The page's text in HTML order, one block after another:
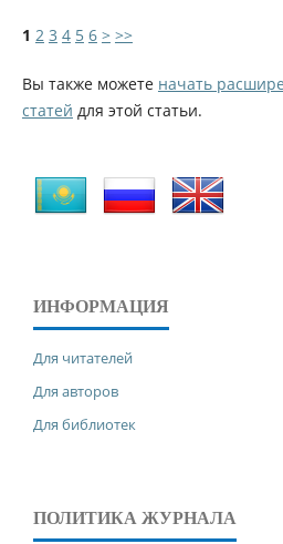
1 2 3 4 5 6 > >>
Вы также можете начать
статей для этой статьи.
ИНФОРМАЦИЯ
Для читателей
Для авторов
Для библиотек
ПОЛИТИКА ЖУРНАЛА